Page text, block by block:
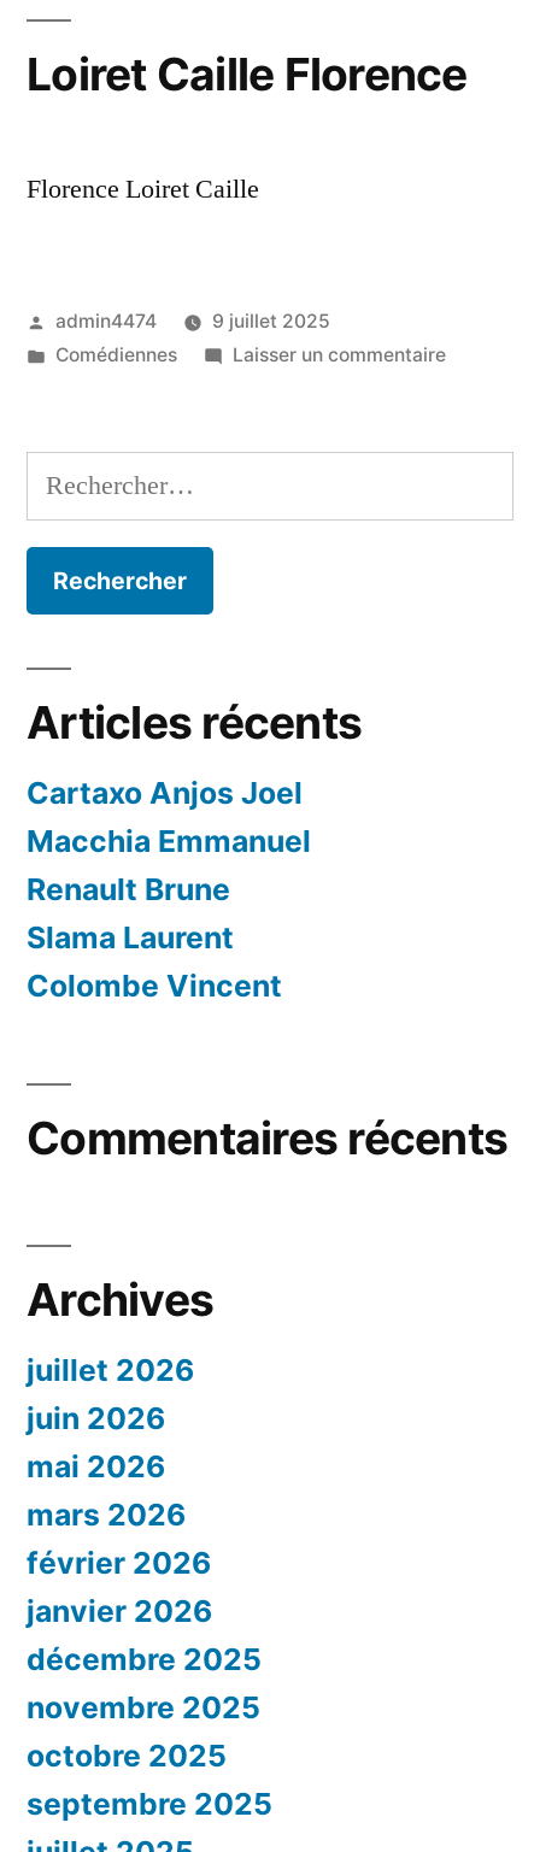
Loiret Caille Florence
Florence Loiret Caille
Publié
par
admin4474
9 juillet 2025
Publié
Comédiennes Laisser un commentairesur
Florence
Rechercher :
Articles récents
Cartaxo Anjos Joel
Macchia Emmanuel
Renault Brune
Slama Laurent
Colombe Vincent
Commentaires récents
Archives
juillet 2026
juin 2026
mai 2026
mars 2026
février 2026
janvier 2026
décembre 2025
novembre 2025
octobre 2025
septembre 2025